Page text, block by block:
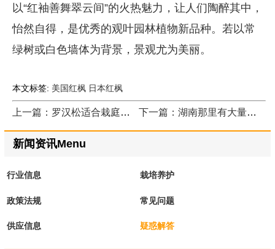
以“红袖善舞翠云间”的火热魅力，让人们陶醉其中，
怡然自得，是优秀的观叶园林植物新品种。若以常
绿树或白色墙体为背景，景观尤为美丽。
本文标签: 美国红枫 日本红枫
上一篇：罗汉松适合栽庭院吗 下一篇：湖南那里有大量野生麦冬
新闻资讯Menu
行业信息 栽培养护
政策法规 常见问题
供应信息 疑惑解答